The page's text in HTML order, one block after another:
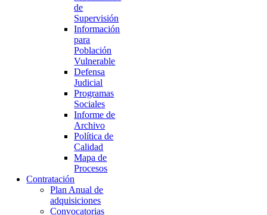
de
Supervisión
Información
para
Población
Vulnerable
Defensa
Judicial
Programas
Sociales
Informe de
Archivo
Política de
Calidad
Mapa de
Procesos
Contratación
Plan Anual de
adquisiciones
Convocatorias